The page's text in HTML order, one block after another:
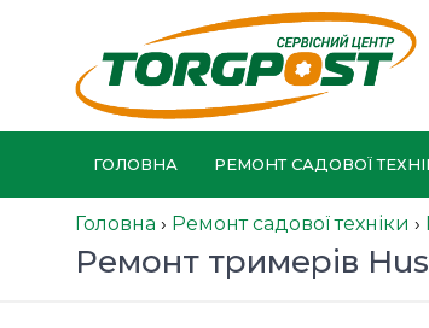
ГОЛОВНА РЕМОНТ САДОВОЇ
Головна › Ремонт садової техніки ›
Ремонт тримерів